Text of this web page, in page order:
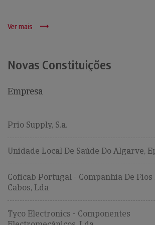
Ver mais
Novas Constituições
Empresa
Prio Supply, S.a.
Unidade Local De Saúde Do Algarve,
Coficab Portugal - Companhia De Fios
Cabos, Lda
Tyco Electronics - Componentes